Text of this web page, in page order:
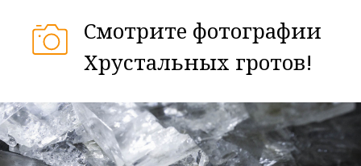
Смотрите фотографии
Хрустальных гротов!